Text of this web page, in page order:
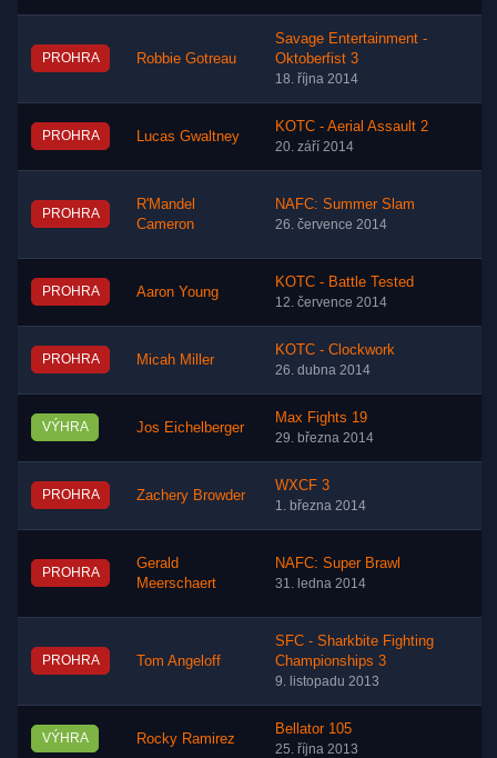
PROHRA Robbie Gotreau
Savage Entertainment -
Oktoberfist 3
18. října 2014
PROHRA Lucas Gwaltney
KOTC - Aerial Assault 2
20. září 2014
PROHRA
R'Mandel
Cameron
NAFC: Summer Slam
26. července 2014
PROHRA Aaron Young
KOTC - Battle Tested
12. července 2014
PROHRA Micah Miller
KOTC - Clockwork
26. dubna 2014
VÝHRA Jos Eichelberger
Max Fights 19
29. března 2014
PROHRA Zachery Browder
WXCF 3
1. března 2014
PROHRA
Gerald
Meerschaert
NAFC: Super Brawl
31. ledna 2014
PROHRA Tom Angeloff
SFC - Sharkbite Fighting
Championships 3
9. listopadu 2013
VÝHRA Rocky Ramirez
Bellator 105
25. října 2013